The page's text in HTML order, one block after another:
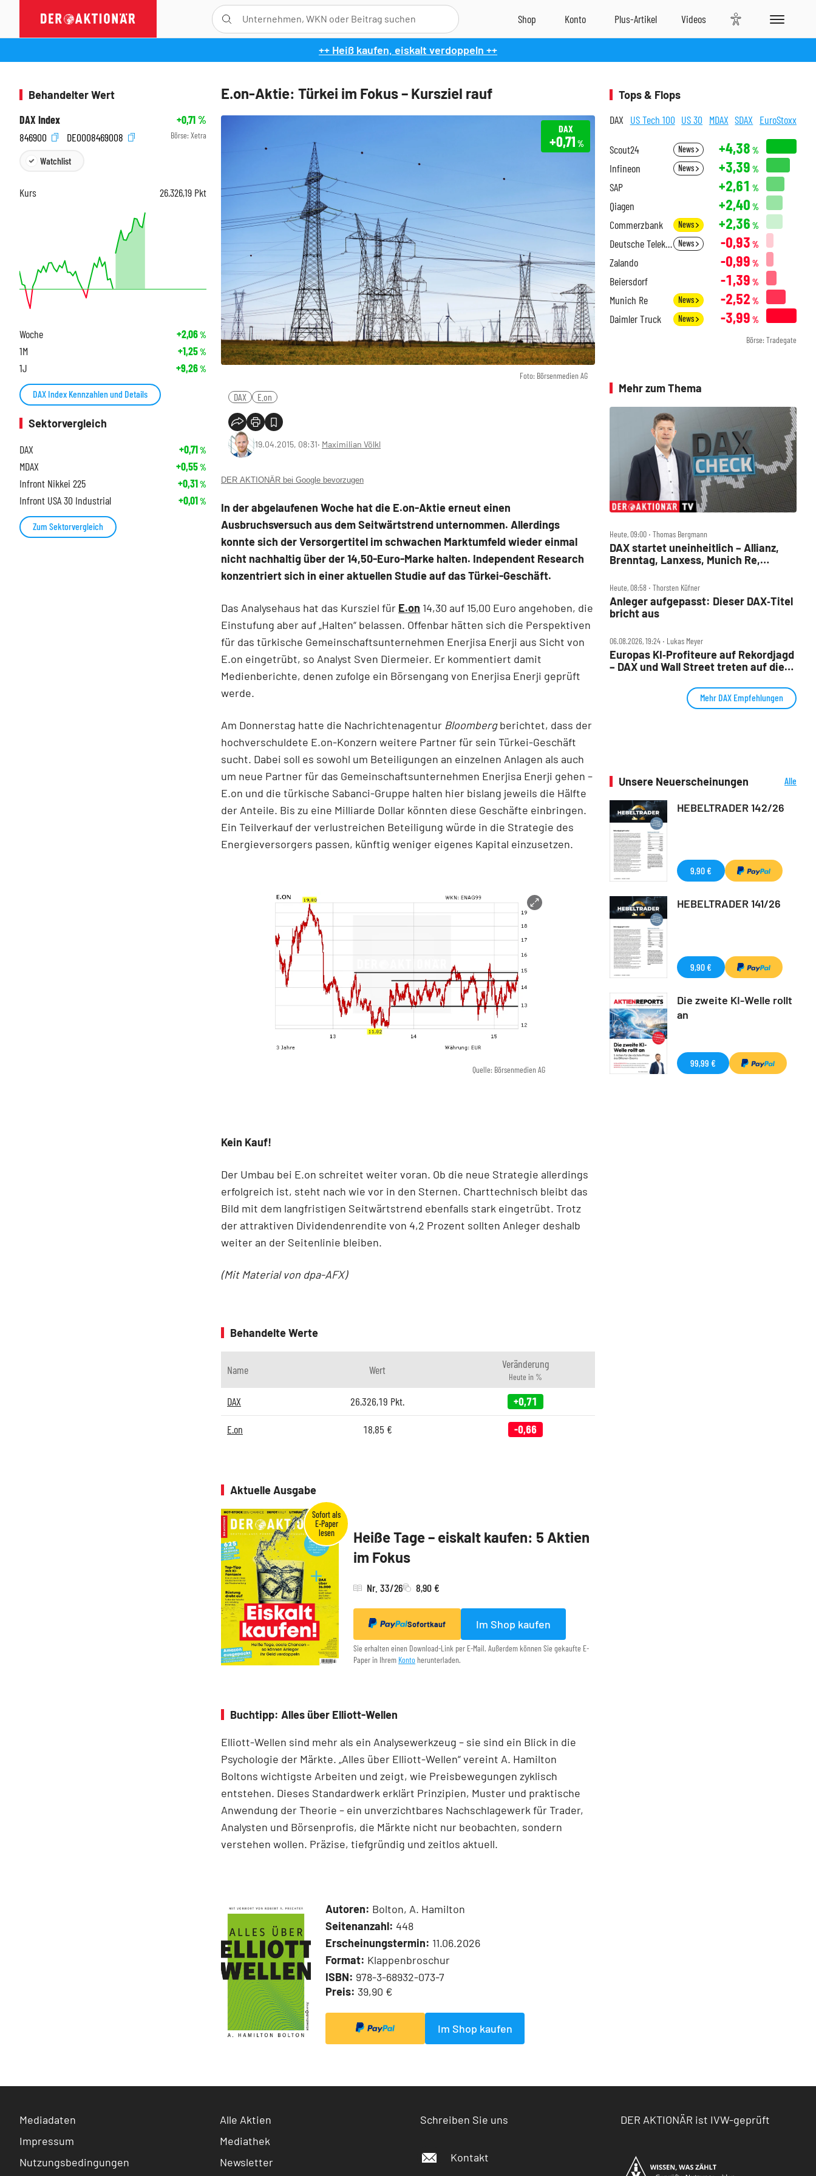
++ Heiß kaufen, eiskalt verdoppeln ++
E.on-Aktie: Türkei im Fokus – Kursziel rauf
Foto: Börsenmedien AG
DAX
+0,71 %
DAX E.on
19.04.2015, 08:31‧ Maximilian Völkl
DER AKTIONÄR bei Google bevorzugen
In der abgelaufenen Woche hat die E.on-Aktie erneut einen
Ausbruchsversuch aus dem Seitwärtstrend unternommen. Allerdings
konnte sich der Versorgertitel im schwachen Marktumfeld wieder einmal
nicht nachhaltig über der 14,50-Euro-Marke halten. Independent Research
konzentriert sich in einer aktuellen Studie auf das Türkei-Geschäft.
Das Analysehaus hat das Kursziel für E.on 14,30 auf 15,00 Euro angehoben, die
Einstufung aber auf „Halten“ belassen. Offenbar hätten sich die Perspektiven
für das türkische Gemeinschaftsunternehmen Enerjisa Enerji aus Sicht von
E.on eingetrübt, so Analyst Sven Diermeier. Er kommentiert damit
Medienberichte, denen zufolge ein Börsengang von Enerjisa Enerji geprüft
werde.
Am Donnerstag hatte die Nachrichtenagentur Bloombergberichtet, dass der
hochverschuldete E.on-Konzern weitere Partner für sein Türkei-Geschäft
sucht. Dabei soll es sowohl um Beteiligungen an einzelnen Anlagen als auch
um neue Partner für das Gemeinschaftsunternehmen Enerjisa Enerji gehen –
E.on und die türkische Sabanci-Gruppe halten hier bislang jeweils die Hälfte
der Anteile. Bis zu eine Milliarde Dollar könnten diese Geschäfte einbringen.
Ein Teilverkauf der verlustreichen Beteiligung würde in die Strategie des
Energieversorgers passen, künftig weniger eigenes Kapital einzusetzen.
Quelle: Börsenmedien AG
Kein Kauf!
Der Umbau bei E.on schreitet weiter voran. Ob die neue Strategie allerdings
erfolgreich ist, steht nach wie vor in den Sternen. Charttechnisch bleibt das
Bild mit dem langfristigen Seitwärtstrend ebenfalls stark eingetrübt. Trotz
der attraktiven Dividendenrendite von 4,2 Prozent sollten Anleger deshalb
weiter an der Seitenlinie bleiben.
(Mit Material von dpa-AFX)
Behandelte Werte
Name Wert Veränderung
Heute in %
DAX 26.326,19 Pkt. +0,71
E.on 18,85 € -0,66
Aktuelle Ausgabe
Heiße Tage – eiskalt kaufen: 5 Aktien
im Fokus
Nr. 33/26 8,90 €
Sofortkauf Im Shop kaufen
Sie erhalten einen Download-Link per E-Mail. Außerdem können Sie gekaufte E-
Paper in Ihrem Konto herunterladen.
Buchtipp: Alles über Elliott-Wellen
Elliott-Wellen sind mehr als ein Analysewerkzeug – sie sind ein Blick in die
Psychologie der Märkte. „Alles über Elliott-Wellen“ vereint A. Hamilton
Boltons wichtigste Arbeiten und zeigt, wie Preisbewegungen zyklisch
entstehen. Dieses Standardwerk erklärt Prinzipien, Muster und praktische
Anwendung der Theorie – ein unverzichtbares Nachschlagewerk für Trader,
Analysten und Börsenprofis, die Märkte nicht nur beobachten, sondern
verstehen wollen. Präzise, tiefgründig und zeitlos aktuell.
Autoren: Bolton, A. Hamilton
Seitenanzahl: 448
Erscheinungstermin: 11.06.2026
Format: Klappenbroschur
ISBN: 978-3-68932-073-7
Preis: 39,90 €
Im Shop kaufen
Behandelter Wert
DAX Index
+0,71%
846900
DE0008469008 Börse: Xetra
Watchlist
Kurs 26.326,19 Pkt
Woche +2,06%
1M +1,25%
1J +9,26%
DAX Index Kennzahlen und Details
Sektorvergleich
DAX
+0,71%
MDAX +0,55%
Infront Nikkei 225 +0,31%
Infront USA 30 Industrial +0,01%
Zum Sektorvergleich
Tops & Flops
DAX US Tech 100 US 30 MDAX SDAX EuroStoxx
Scout24 News +4,38 %
Infineon News +3,39 %
SAP +2,61 %
Qiagen +2,40 %
Commerzbank News +2,36 %
Deutsche Telekom News -0,93 %
Zalando -0,99 %
Beiersdorf -1,39 %
Munich Re News -2,52 %
Daimler Truck News -3,99 %
Börse: Tradegate
Mehr zum Thema
Heute, 09:00 ‧ Thomas Bergmann
DAX startet uneinheitlich – Allianz,
Brenntag, Lanxess, Munich Re,
Heute, 08:58 ‧ Thorsten Küfner
Anleger aufgepasst: Dieser DAX‑Titel
bricht aus
06.08.2026, 19:24 ‧ Lukas Meyer
Europas KI‑Profiteure auf Rekordjagd
– DAX und Wall Street treten auf die
Mehr DAX Empfehlungen
Unsere Neuerscheinungen
Alle
HEBELTRADER 142/26
9,90 €
HEBELTRADER 141/26
9,90 €
Die zweite KI-Welle rollt
an
99,99 €
Mediadaten
Impressum
Nutzungsbedingungen
Alle Aktien
Mediathek
Newsletter
Schreiben Sie uns
Kontakt
DER AKTIONÄR ist IVW-geprüft